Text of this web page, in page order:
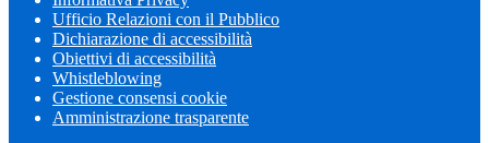
Ufficio Relazioni con il Pubblico
Dichiarazione di accessibilità
Obiettivi di accessibilità
Whistleblowing
Gestione consensi cookie
Amministrazione trasparente